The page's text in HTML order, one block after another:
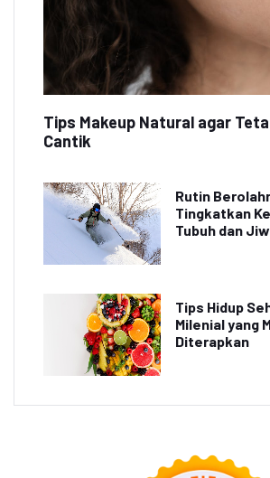
Tips Makeup Natural agar
Cantik
Rutin
Tingkatkan
Tubuh dan
Tips Hidup
Milenial yang
Diterapkan